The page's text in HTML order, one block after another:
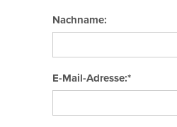
Nachname:
E-Mail-Adresse:*